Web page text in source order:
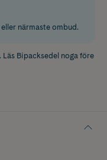
närmaste ombud.
Läs Bipacksedel noga före